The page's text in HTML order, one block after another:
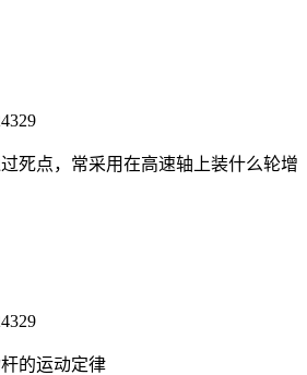
过死点，常采用在高速轴上装什么轮增
杆的运动定律